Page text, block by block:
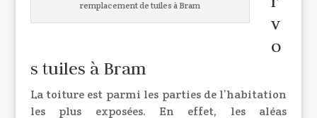
remplacement de tuiles à Bram
v
o
s tuiles à Bram
La toiture est parmi les parties de l’habitation
les plus exposées. En effet, les aléas